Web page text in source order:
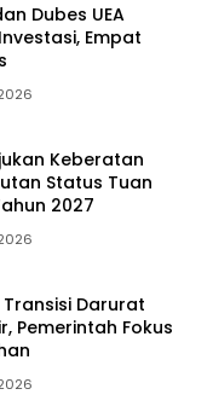
Dubes UEA
Empat
Keberatan
Status Tuan
2027
Darurat
Pemerintah Fokus